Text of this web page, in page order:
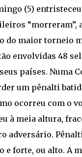
(5) entristeceu
“morreram”,
do maior torneio
envolvidas 48
países. Numa
um pênalti
ocorreu com o
à meia altura,
adversário.
e forte, ou alto. A